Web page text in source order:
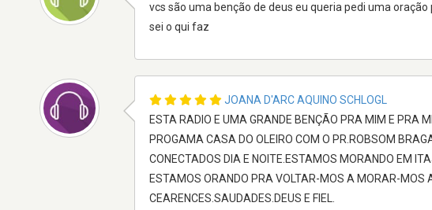
vcs são uma benção de deus eu queria pedi uma
sei o qui faz
JOANA D'ARC AQUINO SCHLOGL
ESTA RADIO E UMA GRANDE BENÇÃO PRA MIM E PRA
PROGAMA CASA DO OLEIRO COM O PR.ROBSOM
CONECTADOS DIA E NOITE.ESTAMOS MORANDO EM
ESTAMOS ORANDO PRA VOLTAR-MOS A MORAR-MOS
CEARENCES.SAUDADES.DEUS E FIEL.